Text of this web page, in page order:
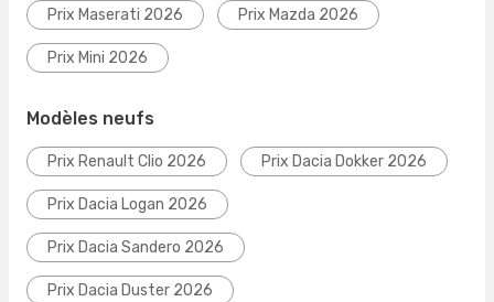
Prix Maserati 2026 Prix Mazda 2026
Prix Mini 2026
Modèles neufs
Prix Renault Clio 2026 Prix Dacia Dokker 2026
Prix Dacia Logan 2026
Prix Dacia Sandero 2026
Prix Dacia Duster 2026